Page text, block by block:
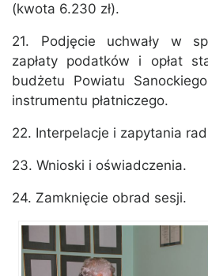
(kwota 6.230 zł).
21. Podjęcie uchwały w
zapłaty podatków i opłat
budżetu Powiatu
instrumentu płatniczego.
22. Interpelacje i zapytania
23. Wnioski i oświadczenia.
24. Zamknięcie obrad sesji.